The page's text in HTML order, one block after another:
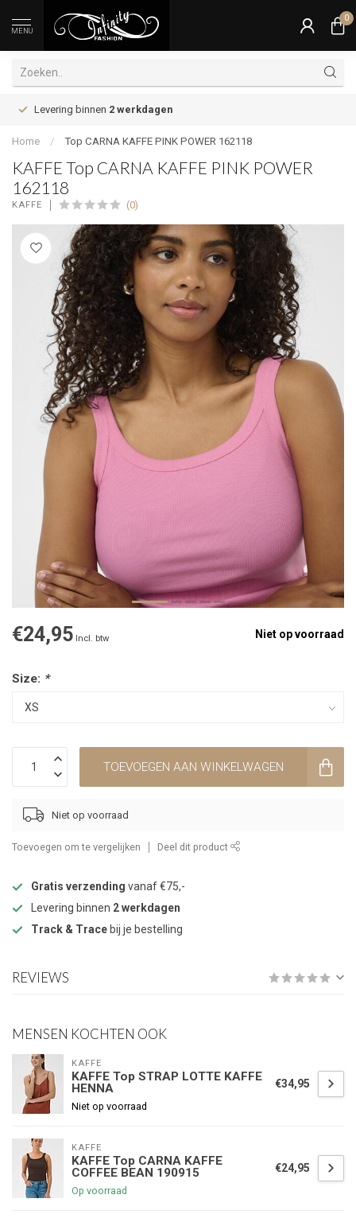
MENU
0
Levering binnen 2 werkdagen
Home / Top CARNA KAFFE PINK POWER 162118
KAFFE Top CARNA KAFFE PINK POWER
162118
KAFFE (0)
€24,95 Incl. btw Niet op voorraad
Size: *
TOEVOEGEN AAN WINKELWAGEN
Niet op voorraad
Toevoegen om te vergelijken Deel dit product
Gratis verzending vanaf €75,-
Levering binnen 2 werkdagen
Track & Trace bij je bestelling
REVIEWS
MENSEN KOCHTEN OOK
KAFFE
KAFFE Top STRAP LOTTE KAFFE
HENNA
Niet op voorraad
€34,95
KAFFE
KAFFE Top CARNA KAFFE
COFFEE BEAN 190915
Op voorraad
€24,95